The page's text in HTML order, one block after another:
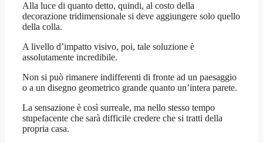
Alla luce di quanto detto, quindi, al costo della
decorazione tridimensionale si deve aggiungere solo quello
della colla.
A livello d’impatto visivo, poi, tale soluzione è
assolutamente incredibile.
Non si può rimanere indifferenti di fronte ad un paesaggio
o a un disegno geometrico grande quanto un’intera parete.
La sensazione è così surreale, ma nello stesso tempo
stupefacente che sarà difficile credere che si tratti della
propria casa.